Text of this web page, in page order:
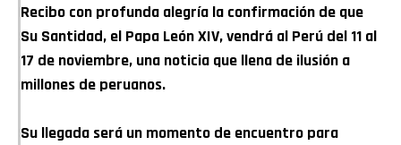
Recibo con profunda alegría la confirmación de que
Su Santidad, el Papa León XIV, vendrá al Perú del 11 al
17 de noviembre, una noticia que llena de ilusión a
millones de peruanos.
Su llegada será un momento de encuentro para